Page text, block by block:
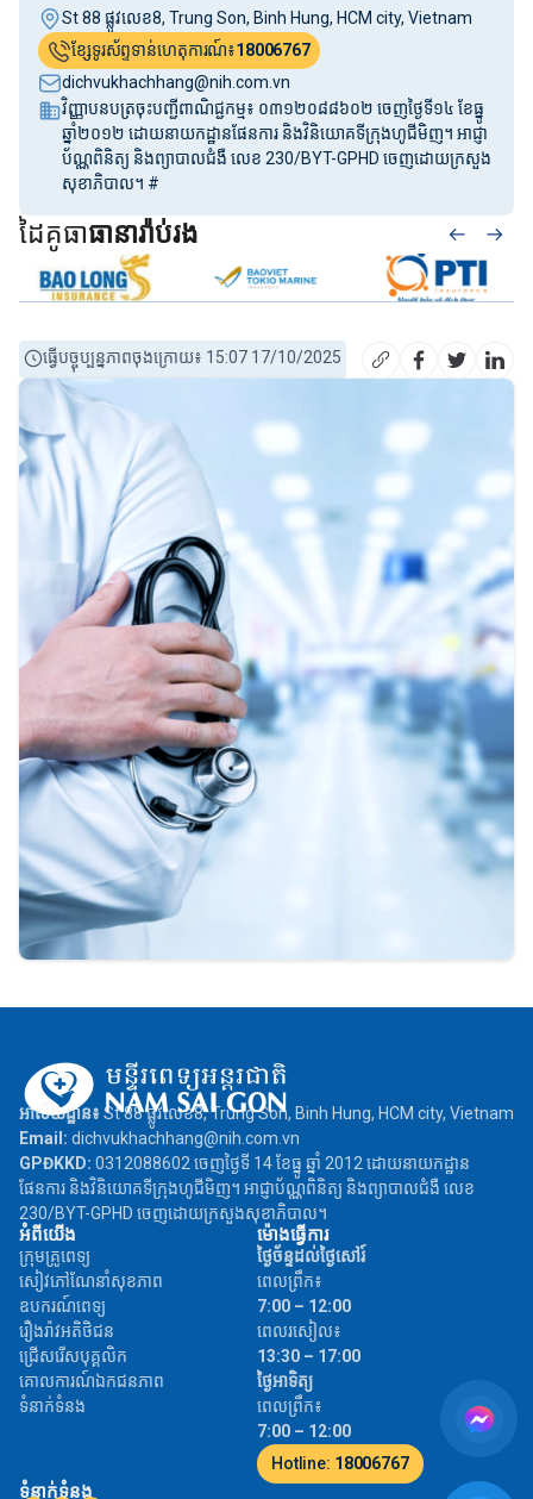
St 88 ផ្លូវលេខ8, Trung Son, Binh Hung, HCM city, Vietnam
ខ្សែទូរស័ព្ទទាន់ហេតុការណ៍៖18006767
dichvukhachhang@nih.com.vn
វិញ្ញាបនបត្រចុះបញ្ជីពាណិជ្ជកម្ម៖ ០៣១២០៨៨៦០២ ចេញថ្ងៃទី១៤ ខែធ្នូ
ឆ្នាំ២០១២ ដោយនាយកដ្ឋានផែនការ និងវិនិយោគទីក្រុងហូជីមិញ។ អាជ្ញា
ប័ណ្ណពិនិត្យ និងព្យាបាលជំងឺ លេខ 230/BYT-GPHD ចេញដោយក្រសួង
សុខាភិបាល។ #
ដៃគូធាធានារ៉ាប់រង
ធ្វើបច្ចុប្បន្នភាពចុងក្រោយ៖ 15:07 17/10/2025
អាស័យដ្ឋាន៖St 88 ផ្លូវលេខ8, Trung Son, Binh Hung, HCM city, Vietnam
Email: dichvukhachhang@nih.com.vn
GPĐKKD: 0312088602 ចេញថ្ងៃទី 14 ខែធ្នូ ឆ្នាំ 2012 ដោយនាយកដ្ឋាន
ផែនការ និងវិនិយោគទីក្រុងហូជីមិញ។ អាជ្ញាប័ណ្ណពិនិត្យ និងព្យាបាលជំងឺ លេខ
230/BYT-GPHD ចេញដោយក្រសួងសុខាភិបាល។
អំពីយើង
ក្រុមគ្រូពេទ្យ
សៀវភៅណែនាំសុខភាព
ឧបករណ៍ពេទ្យ
រឿងរ៉ាវអតិថិជន
ជ្រើសរើសបុគ្គលិក
គោលការណ៍ឯកជនភាព
ទំនាក់ទំនង
ម៉ោងធ្វើការ
ថ្ងៃច័ន្ទដល់ថ្ងៃសៅរ៍
ពេលព្រឹក៖
7:00 – 12:00
ពេលរសៀល៖
13:30 – 17:00
ថ្ងៃអាទិត្យ
ពេលព្រឹក៖
7:00 – 12:00
Hotline: 18006767
ទំនាក់ទំនង